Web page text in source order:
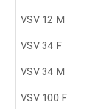
VSV 12 M
VSV 34 F
VSV 34 M
VSV 100 F